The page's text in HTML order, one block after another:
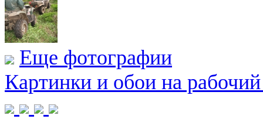
Еще фотографии
Картинки и обои на